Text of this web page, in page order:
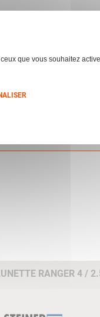
LUNETTE RANGER 4 /
STEINER
RANGER 4 /
que vous souhaitez